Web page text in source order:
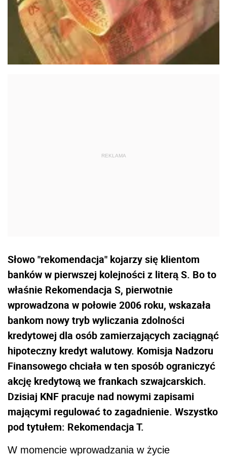
Słowo "rekomendacja" kojarzy się klientom
banków w pierwszej kolejności z literą S. Bo to
właśnie Rekomendacja S, pierwotnie
wprowadzona w połowie 2006 roku, wskazała
bankom nowy tryb wyliczania zdolności
kredytowej dla osób zamierzających zaciągnąć
hipoteczny kredyt walutowy. Komisja Nadzoru
Finansowego chciała w ten sposób ograniczyć
akcję kredytową we frankach szwajcarskich.
Dzisiaj KNF pracuje nad nowymi zapisami
mającymi regulować to zagadnienie. Wszystko
pod tytułem: Rekomendacja T.
W momencie wprowadzania w życie